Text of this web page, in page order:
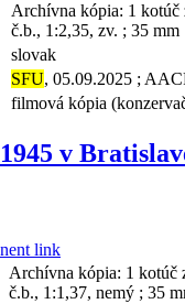
Archívna kópia: 1 kotúč
č.b., 1:2,35, zv. ; 35 mm
slovak
SFU, 05.09.2025 ;
filmová kópia
v
link
Archívna kópia: 1 kotúč
č.b., 1:1,37, nemý ; 35